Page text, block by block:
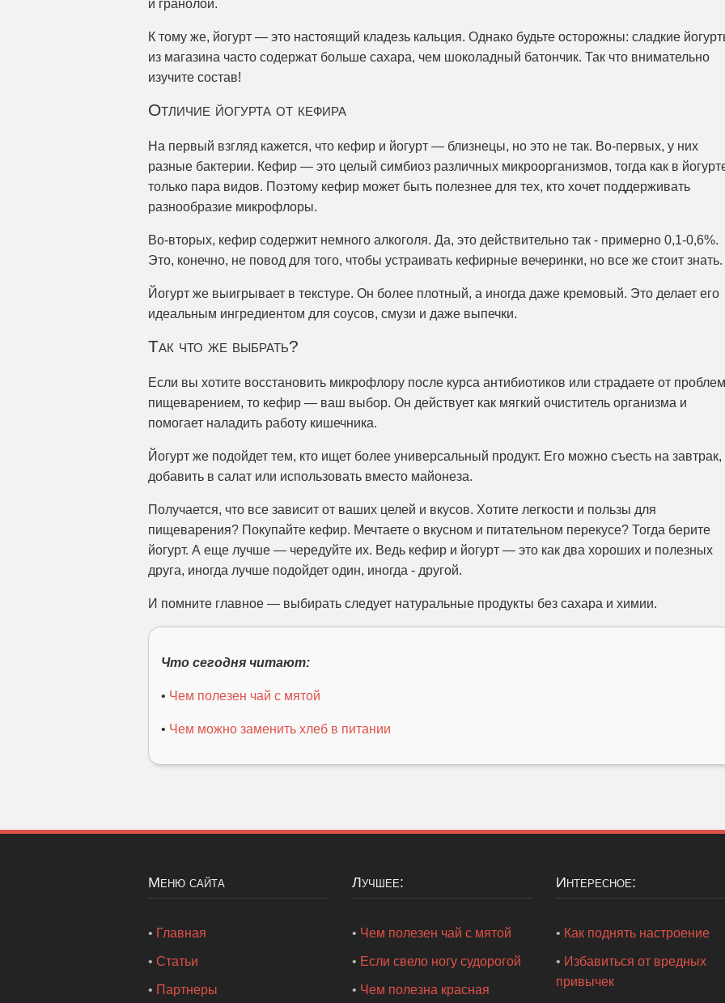
и гранолой.
К тому же, йогурт — это настоящий кладезь кальция. Однако будьте осторожны: сладкие
из магазина часто содержат больше сахара, чем шоколадный батончик. Так что внимательно
изучите состав!
Отличие йогурта от кефира
На первый взгляд кажется, что кефир и йогурт — близнецы, но это не так. Во-первых, у них
разные бактерии. Кефир — это целый симбиоз различных микроорганизмов, тогда как в
только пара видов. Поэтому кефир может быть полезнее для тех, кто хочет поддерживать
разнообразие микрофлоры.
Во-вторых, кефир содержит немного алкоголя. Да, это действительно так - примерно 0,1-0,6%.
Это, конечно, не повод для того, чтобы устраивать кефирные вечеринки, но все же стоит знать.
Йогурт же выигрывает в текстуре. Он более плотный, а иногда даже кремовый. Это делает его
идеальным ингредиентом для соусов, смузи и даже выпечки.
Так что же выбрать?
Если вы хотите восстановить микрофлору после курса антибиотиков или страдаете от
пищеварением, то кефир — ваш выбор. Он действует как мягкий очиститель организма и
помогает наладить работу кишечника.
Йогурт же подойдет тем, кто ищет более универсальный продукт. Его можно съесть на завтрак,
добавить в салат или использовать вместо майонеза.
Получается, что все зависит от ваших целей и вкусов. Хотите легкости и пользы для
пищеварения? Покупайте кефир. Мечтаете о вкусном и питательном перекусе? Тогда берите
йогурт. А еще лучше — чередуйте их. Ведь кефир и йогурт — это как два хороших и полезных
друга, иногда лучше подойдет один, иногда - другой.
И помните главное — выбирать следует натуральные продукты без сахара и химии.
Что сегодня читают:
• Чем полезен чай с мятой
• Чем можно заменить хлеб в питании
Меню сайта
• Главная
• Статьи
• Партнеры
Лучшее:
• Чем полезен чай с мятой
• Если свело ногу судорогой
• Чем полезна красная
Интересное:
• Как поднять настроение
• Избавиться от вредных
привычек